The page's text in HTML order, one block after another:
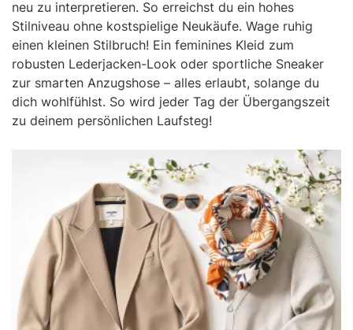
neu zu interpretieren. So erreichst du ein hohes
Stilniveau ohne kostspielige Neukäufe. Wage ruhig
einen kleinen Stilbruch! Ein feminines Kleid zum
robusten Lederjacken-Look oder sportliche Sneaker
zur smarten Anzugshose – alles erlaubt, solange du
dich wohlfühlst. So wird jeder Tag der Übergangszeit
zu deinem persönlichen Laufsteg!